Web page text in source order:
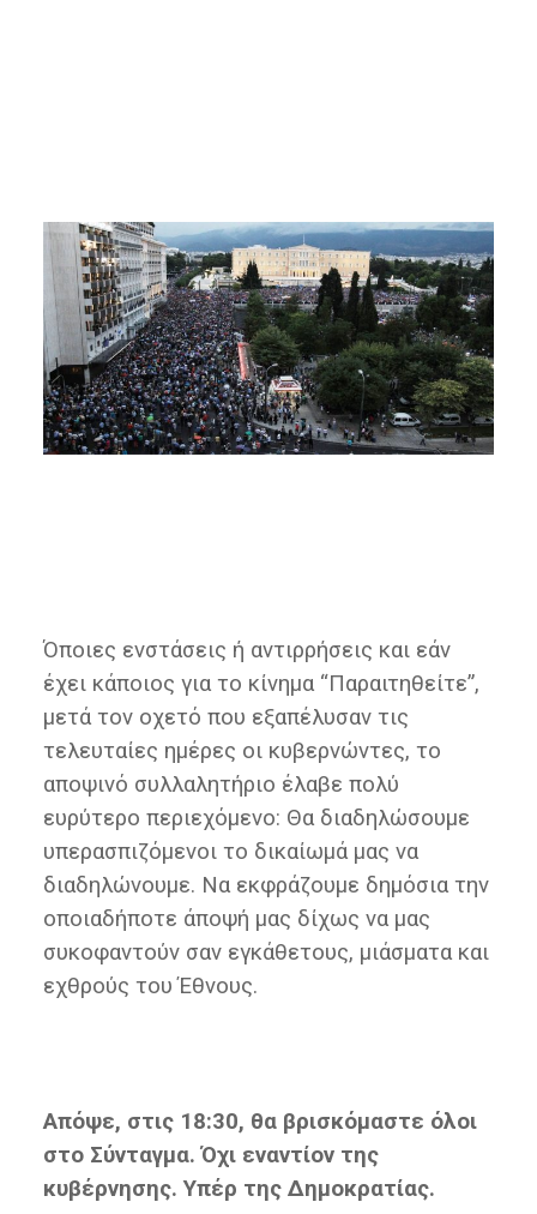
Όποιες ενστάσεις ή αντιρρήσεις και εάν
έχει κάποιος για το κίνημα “Παραιτηθείτε”,
μετά τον οχετό που εξαπέλυσαν τις
τελευταίες ημέρες οι κυβερνώντες, το
αποψινό συλλαλητήριο έλαβε πολύ
ευρύτερο περιεχόμενο: Θα διαδηλώσουμε
υπερασπιζόμενοι το δικαίωμά μας να
διαδηλώνουμε. Να εκφράζουμε δημόσια την
οποιαδήποτε άποψή μας δίχως να μας
συκοφαντούν σαν εγκάθετους, μιάσματα και
εχθρούς του Έθνους.
Απόψε, στις 18:30, θα βρισκόμαστε όλοι
στο Σύνταγμα. Όχι εναντίον της
κυβέρνησης. Υπέρ της Δημοκρατίας.